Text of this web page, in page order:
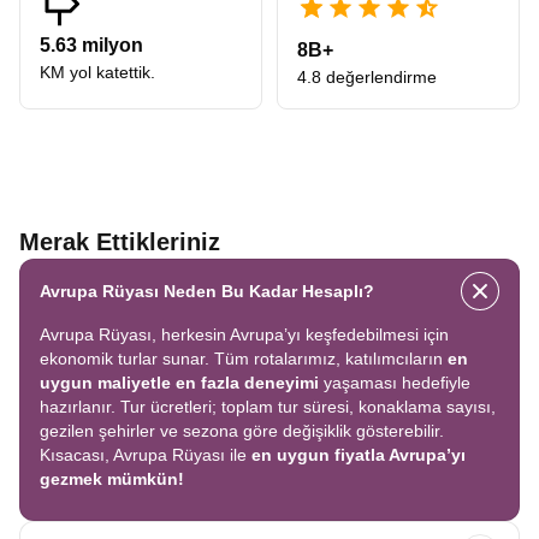
5.63 milyon
KM yol katettik.
8B+
4.8 değerlendirme
Merak Ettikleriniz
Avrupa Rüyası Neden Bu Kadar Hesaplı?
Avrupa Rüyası, herkesin Avrupa’yı keşfedebilmesi için
ekonomik turlar sunar. Tüm rotalarımız, katılımcıların en
uygun maliyetle en fazla deneyimi yaşaması hedefiyle
hazırlanır. Tur ücretleri; toplam tur süresi, konaklama sayısı,
gezilen şehirler ve sezona göre değişiklik gösterebilir.
Kısacası, Avrupa Rüyası ile en uygun fiyatla Avrupa’yı
gezmek mümkün!